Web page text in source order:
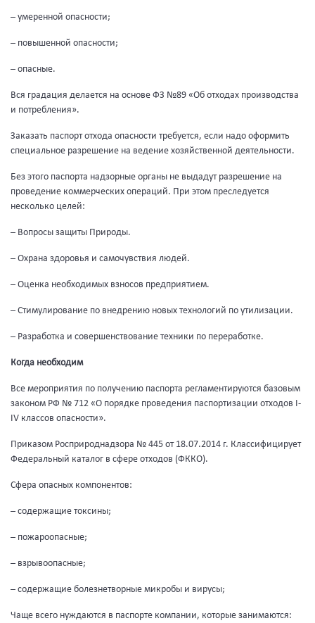
– умеренной опасности;
– повышенной опасности;
– опасные.
Вся градация делается на основе ФЗ №89 «Об отходах производства
и потребления».
Заказать паспорт отхода опасности требуется, если надо оформить
специальное разрешение на ведение хозяйственной деятельности.
Без этого паспорта надзорные органы не выдадут разрешение на
проведение коммерческих операций. При этом преследуется
несколько целей:
– Вопросы защиты Природы.
– Охрана здоровья и самочувствия людей.
– Оценка необходимых взносов предприятием.
– Стимулирование по внедрению новых технологий по утилизации.
– Разработка и совершенствование техники по переработке.
Когда необходим
Все мероприятия по получению паспорта регламентируются базовым
законом РФ № 712 «О порядке проведения паспортизации отходов I-
IV классов опасности».
Приказом Росприроднадзора № 445 от 18.07.2014 г. Классифицирует
Федеральный каталог в сфере отходов (ФККО).
Сфера опасных компонентов:
– содержащие токсины;
– пожароопасные;
– взрывоопасные;
– содержащие болезнетворные микробы и вирусы;
Чаще всего нуждаются в паспорте компании, которые занимаются: